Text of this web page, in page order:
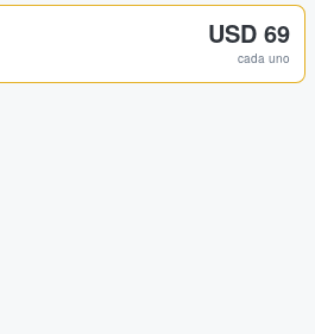
USD 69
cada uno